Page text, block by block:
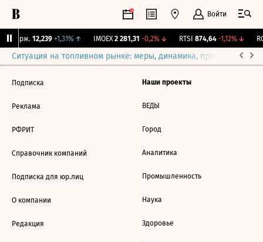
Войти
Бирж. 12,239 +1,31%↑ IMOEX 2 281,31 -0,2%↓ RTSI 874,64 -1,12%↓
Ситуация на топливном рынке: меры, динамика, прогнозы
Подписка
Реклама
РФРИТ
Справочник компаний
Подписка для юр.лиц
О компании
Редакция
Наши проекты
ВЕДЫ
Город
Аналитика
Промышленность
Наука
Здоровье